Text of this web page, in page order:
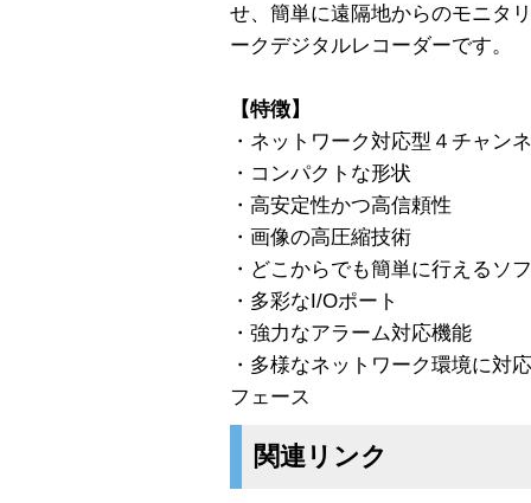
せ、簡単に遠隔地からのモニタ
ークデジタルレコーダーです。
【特徴】
・ネットワーク対応型４チャン
・コンパクトな形状
・高安定性かつ高信頼性
・画像の高圧縮技術
・どこからでも簡単に行えるソ
・多彩なI/Oポート
・強力なアラーム対応機能
・多様なネットワーク環境に対
フェース
関連リンク